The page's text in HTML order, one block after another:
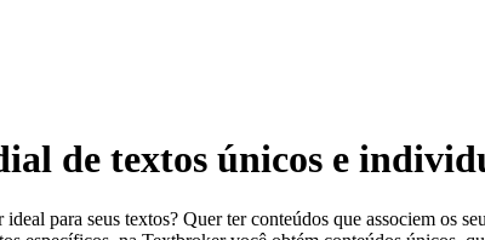
de textos únicos e
para seus textos? Quer ter conteúdos que associem os